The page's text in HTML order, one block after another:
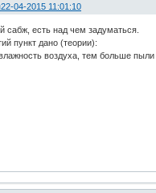
22-04-2015 11:01:10
сабж, есть над чем задуматься.
пункт дано (теории):
воздуха, тем больше пыли